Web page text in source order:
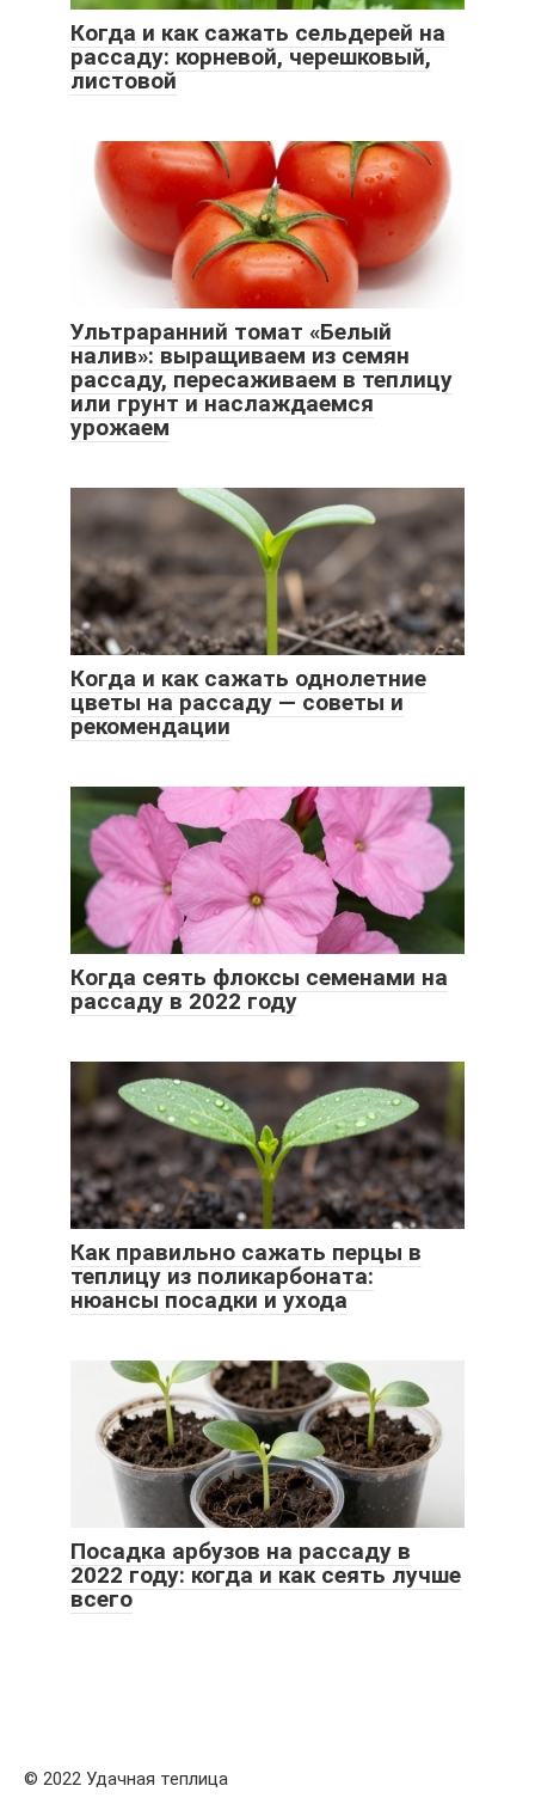
Когда и как сажать сельдерей на
рассаду: корневой, черешковый,
листовой
Ультраранний томат «Белый
налив»: выращиваем из семян
рассаду, пересаживаем в теплицу
или грунт и наслаждаемся
урожаем
Когда и как сажать однолетние
цветы на рассаду — советы и
рекомендации
Когда сеять флоксы семенами на
рассаду в 2022 году
Как правильно сажать перцы в
теплицу из поликарбоната:
нюансы посадки и ухода
Посадка арбузов на рассаду в
2022 году: когда и как сеять лучше
всего
© 2022 Удачная теплица